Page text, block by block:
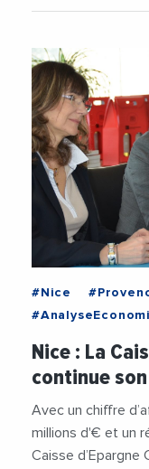
#Nice
Nice : La
continue
Avec un chiffre
millions d'€ et un
Caisse d’Epargne